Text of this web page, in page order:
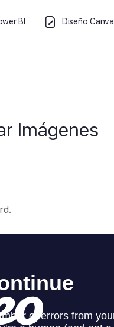
BI Diseño Canva
Imágenes